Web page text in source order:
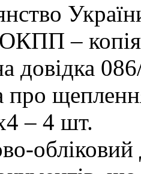
– копія
довідка
про
– 4 шт.